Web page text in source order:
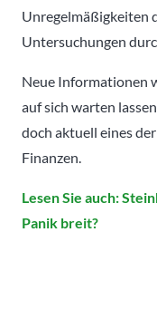
Unregelmäßigkeiten
Untersuchungen
Neue Informationen
auf sich warten
doch aktuell eines
Finanzen.
Lesen Sie auch:
Panik breit?